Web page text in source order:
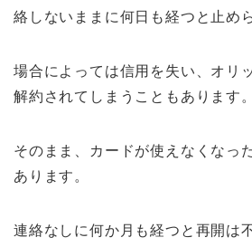
絡しないままに何日も経つと止め
場合によっては信用を失い、オリ
解約されてしまうこともあります。
そのまま、カードが使えなくなっ
あります。
連絡なしに何か月も経つと再開は